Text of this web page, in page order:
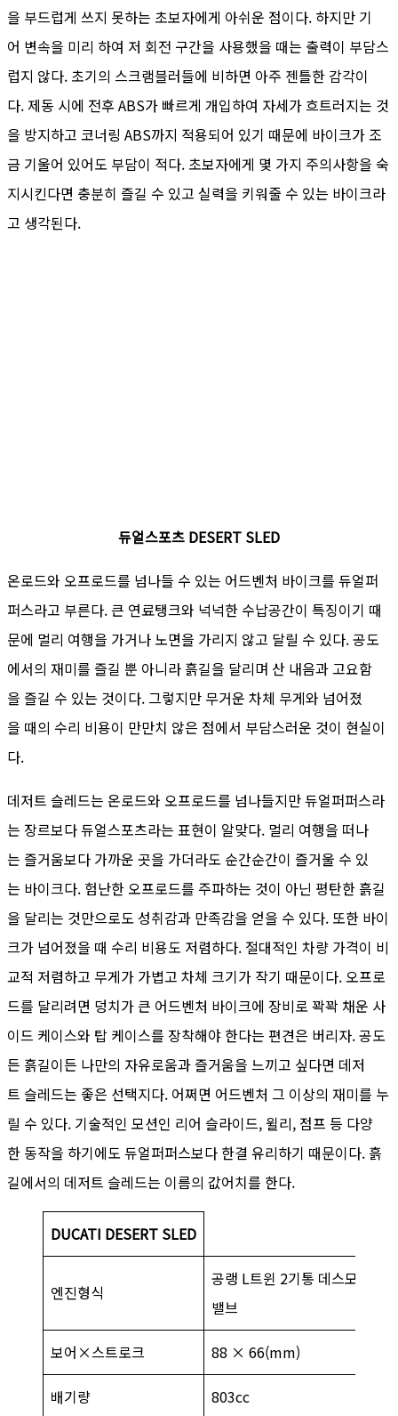
을 부드럽게 쓰지 못하는 초보자에게 아쉬운 점이다. 하지만 기
어 변속을 미리 하여 저 회전 구간을 사용했을 때는 출력이 부담스
럽지 않다. 초기의 스크램블러들에 비하면 아주 젠틀한 감각이
다. 제동 시에 전후 ABS가 빠르게 개입하여 자세가 흐트러지는 것
을 방지하고 코너링 ABS까지 적용되어 있기 때문에 바이크가 조
금 기울어 있어도 부담이 적다. 초보자에게 몇 가지 주의사항을 숙
지시킨다면 충분히 즐길 수 있고 실력을 키워줄 수 있는 바이크라
고 생각된다.
듀얼스포츠 DESERT SLED
온로드와 오프로드를 넘나들 수 있는 어드벤처 바이크를 듀얼퍼
퍼스라고 부른다. 큰 연료탱크와 넉넉한 수납공간이 특징이기 때
문에 멀리 여행을 가거나 노면을 가리지 않고 달릴 수 있다. 공도
에서의 재미를 즐길 뿐 아니라 흙길을 달리며 산 내음과 고요함
을 즐길 수 있는 것이다. 그렇지만 무거운 차체 무게와 넘어졌
을 때의 수리 비용이 만만치 않은 점에서 부담스러운 것이 현실이
다.
데저트 슬레드는 온로드와 오프로드를 넘나들지만 듀얼퍼퍼스라
는 장르보다 듀얼스포츠라는 표현이 알맞다. 멀리 여행을 떠나
는 즐거움보다 가까운 곳을 가더라도 순간순간이 즐거울 수 있
는 바이크다. 험난한 오프로드를 주파하는 것이 아닌 평탄한 흙길
을 달리는 것만으로도 성취감과 만족감을 얻을 수 있다. 또한 바이
크가 넘어졌을 때 수리 비용도 저렴하다. 절대적인 차량 가격이 비
교적 저렴하고 무게가 가볍고 차체 크기가 작기 때문이다. 오프로
드를 달리려면 덩치가 큰 어드벤처 바이크에 장비로 꽉꽉 채운 사
이드 케이스와 탑 케이스를 장착해야 한다는 편견은 버리자. 공도
든 흙길이든 나만의 자유로움과 즐거움을 느끼고 싶다면 데저
트 슬레드는 좋은 선택지다. 어쩌면 어드벤처 그 이상의 재미를 누
릴 수 있다. 기술적인 모션인 리어 슬라이드, 윌리, 점프 등 다양
한 동작을 하기에도 듀얼퍼퍼스보다 한결 유리하기 때문이다. 흙
길에서의 데저트 슬레드는 이름의 값어치를 한다.
DUCATI DESERT SLED
엔진형식
공랭 L트윈 2기통 데스모드로
밸브
보어×스트로크 88 × 66(mm)
배기량 803cc